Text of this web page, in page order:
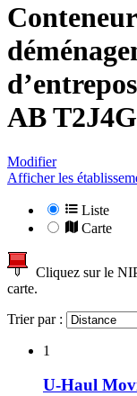
AB
Modifier
Afficher les
Liste
Carte
Cliquez sur le
carte.
Trier par :
1
U-Haul